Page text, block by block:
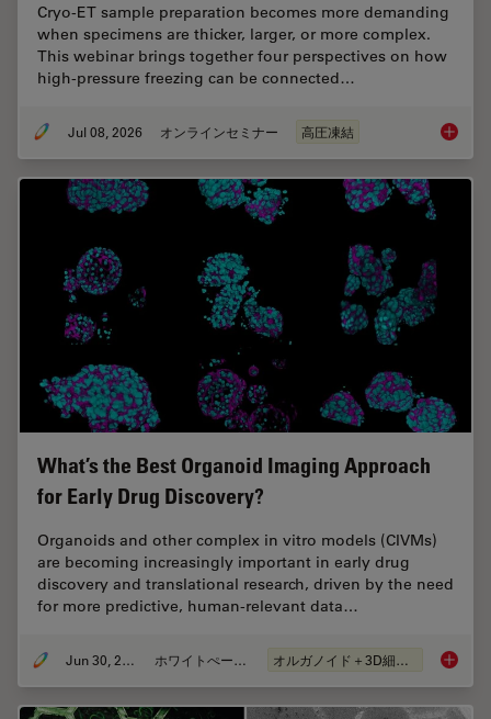
Cryo-ET sample preparation becomes more demanding
when specimens are thicker, larger, or more complex.
This webinar brings together four perspectives on how
high-pressure freezing can be connected…
Jul 08, 2026 オンラインセミナー 高圧凍結 Cryo-
What’s the Best Organoid Imaging Approach
for Early Drug Discovery?
Organoids and other complex in vitro models (CIVMs)
are becoming increasingly important in early drug
discovery and translational research, driven by the need
for more predictive, human-relevant data…
Jun 30, 2026 ホワイトぺーパー オルガノイド＋3D細胞培養